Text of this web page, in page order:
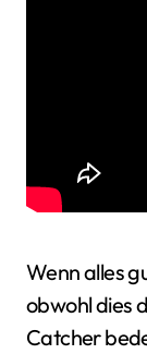
Wenn alles
obwohl dies
Catcher